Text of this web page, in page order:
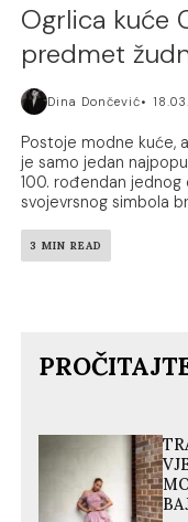
Ogrlica kuće
predmet
Dina Dončević
Postoje modne kuće,
je samo jedan
100. rođendan jednog
svojevrsnog simbola
3 MIN READ